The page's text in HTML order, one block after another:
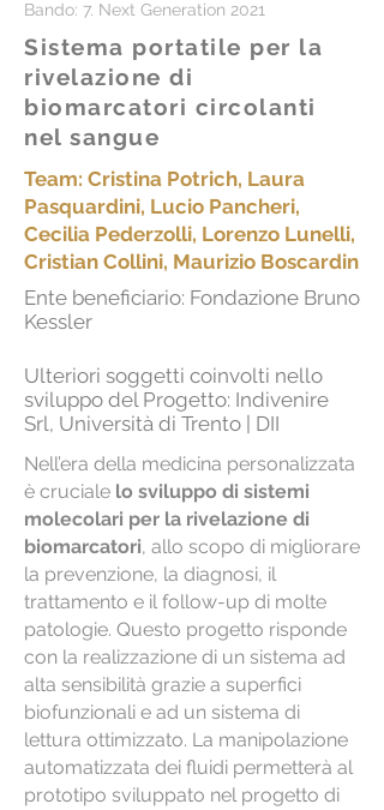
Bando: 7. Next Generation 2021
Sistema portatile per la
rivelazione di
biomarcatori circolanti
nel sangue
Team: Cristina Potrich, Laura
Pasquardini, Lucio Pancheri,
Cecilia Pederzolli, Lorenzo Lunelli,
Cristian Collini, Maurizio Boscardin
Ente beneficiario: Fondazione Bruno
Kessler
Ulteriori soggetti coinvolti nello
sviluppo del Progetto: Indivenire
Srl, Università di Trento | DII
Nell’era della medicina personalizzata
è cruciale lo sviluppo di sistemi
molecolari per la rivelazione di
biomarcatori, allo scopo di migliorare
la prevenzione, la diagnosi, il
trattamento e il follow-up di molte
patologie. Questo progetto risponde
con la realizzazione di un sistema ad
alta sensibilità grazie a superfici
biofunzionali e ad un sistema di
lettura ottimizzato. La manipolazione
automatizzata dei fluidi permetterà al
prototipo sviluppato nel progetto di